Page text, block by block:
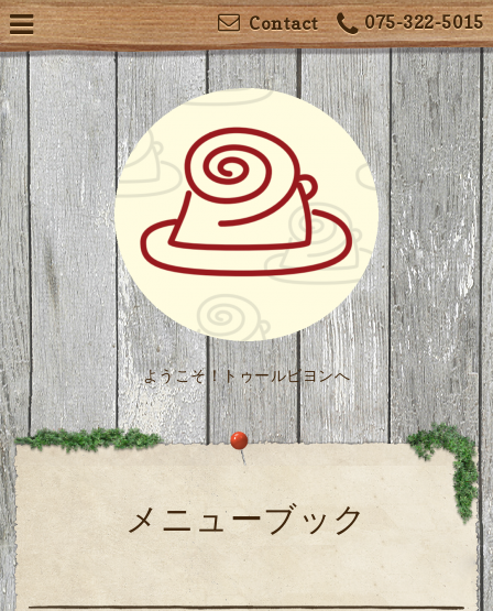
075-322-5015
Contact
ようこそ！トゥールビヨンへ
メニューブック